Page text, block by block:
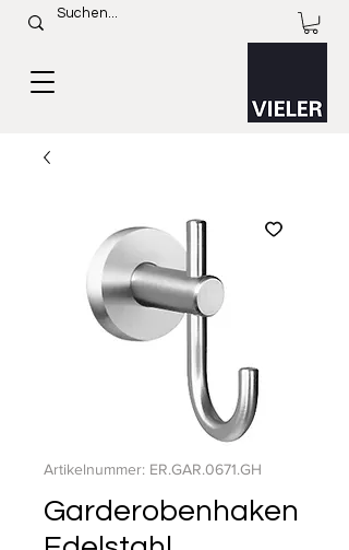
Artikelnummer: ER.GAR.0671.GH
Garderobenhaken